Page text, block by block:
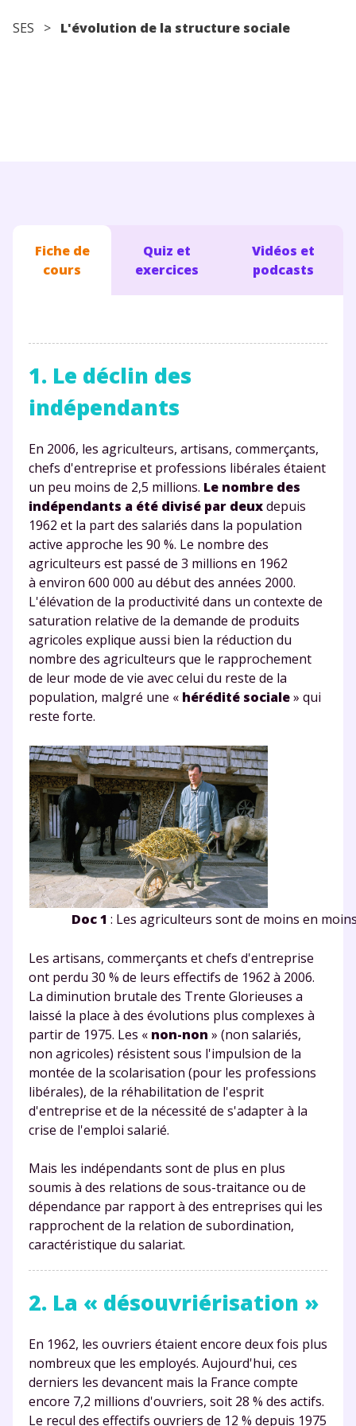
SES > L'évolution de la structure sociale
Fiche de
cours
Quiz et
exercices
Vidéos et
podcasts
1. Le déclin des
indépendants
En 2006, les agriculteurs, artisans, commerçants,
chefs d'entreprise et professions libérales étaient
un peu moins de 2,5 millions. Le nombre des
indépendants a été divisé par deuxdepuis
1962 et la part des salariés dans la population
active approche les 90 %. Le nombre des
agriculteurs est passé de 3 millions en 1962
à environ 600 000 au début des années 2000.
L'élévation de la productivité dans un contexte de
saturation relative de la demande de produits
agricoles explique aussi bien la réduction du
nombre des agriculteurs que le rapprochement
de leur mode de vie avec celui du reste de la
population, malgré une « hérédité sociale» qui
reste forte.
Doc 1 : Les agriculteurs sont de moins en
Les artisans, commerçants et chefs d'entreprise
ont perdu 30 % de leurs effectifs de 1962 à 2006.
La diminution brutale des Trente Glorieuses a
laissé la place à des évolutions plus complexes à
partir de 1975. Les « non-non » (non salariés,
non agricoles) résistent sous l'impulsion de la
montée de la scolarisation (pour les professions
libérales), de la réhabilitation de l'esprit
d'entreprise et de la nécessité de s'adapter à la
crise de l'emploi salarié.
Mais les indépendants sont de plus en plus
soumis à des relations de sous-traitance ou de
dépendance par rapport à des entreprises qui les
rapprochent de la relation de subordination,
caractéristique du salariat.
2. La « désouvriérisation »
En 1962, les ouvriers étaient encore deux fois plus
nombreux que les employés. Aujourd'hui, ces
derniers les devancent mais la France compte
encore 7,2 millions d'ouvriers, soit 28 % des actifs.
Le recul des effectifs ouvriers de 12 % depuis 1975